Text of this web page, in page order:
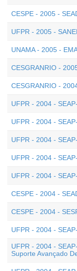
CESPE - 2005 -
UFPR - 2005 -
UNAMA - 2005 -
CESGRANRIO -
CESGRANRIO -
UFPR - 2004 -
UFPR - 2004 -
UFPR - 2004 -
UFPR - 2004 -
UFPR - 2004 -
CESPE - 2004 -
CESPE - 2004 -
UFPR - 2004 -
UFPR - 2004 -
Suporte Avançado